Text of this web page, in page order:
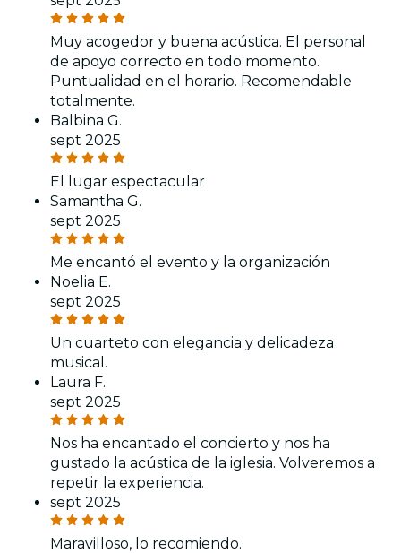
Muy acogedor y buena acústica. El personal
de apoyo correcto en todo momento.
Puntualidad en el horario. Recomendable
totalmente.
Balbina G.
sept 2025
El lugar espectacular
Samantha G.
sept 2025
Me encantó el evento y la organización
Noelia E.
sept 2025
Un cuarteto con elegancia y delicadeza
musical.
Laura F.
sept 2025
Nos ha encantado el concierto y nos ha
gustado la acústica de la iglesia. Volveremos a
repetir la experiencia.
sept 2025
Maravilloso, lo recomiendo.